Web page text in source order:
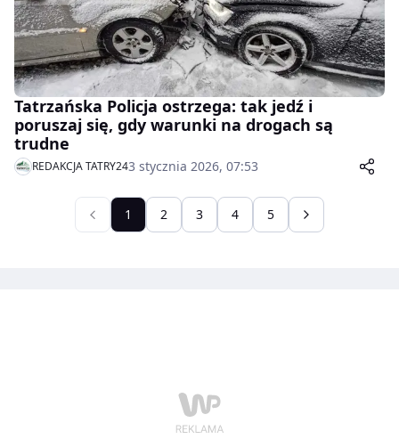
Tatrzańska Policja ostrzega: tak jedź i
poruszaj się, gdy warunki na drogach są
trudne
REDAKCJA TATRY243 stycznia 2026, 07:53
1 2 3 4 5